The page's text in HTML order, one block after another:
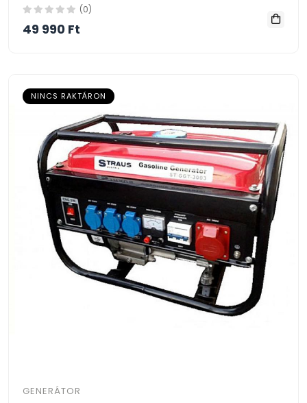
(0)
49 990 Ft
NINCS RAKTÁRON
GENERÁTOR